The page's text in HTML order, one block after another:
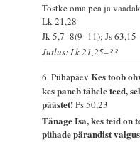
Tõstke oma pea ja
Lk 21,28
Jk 5,7–8(9–11); Js
Jutlus: Lk 21,25–33
6. PühapäevKes toob
kes paneb tähele teed,
päästet!Ps 50,23
Tänage Isa, kes teid on
pühade pärandist